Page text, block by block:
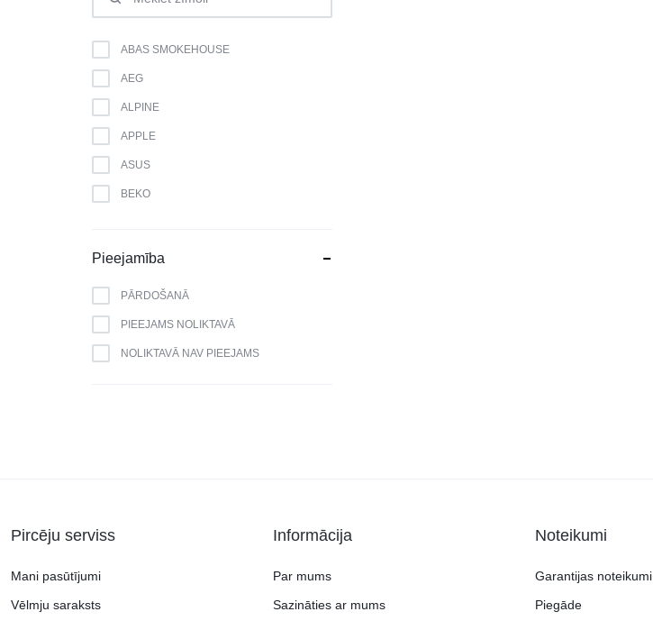
ABAS SMOKEHOUSE
AEG
ALPINE
APPLE
ASUS
BEKO
BLAUPUNKT
Pieejamība
PĀRDOŠANĀ
PIEEJAMS NOLIKTAVĀ
NOLIKTAVĀ NAV PIEEJAMS
Pircēju serviss
Mani pasūtījumi
Vēlmju saraksts
Informācija
Par mums
Sazināties ar mums
Noteikumi
Garantijas noteikumi
Piegāde